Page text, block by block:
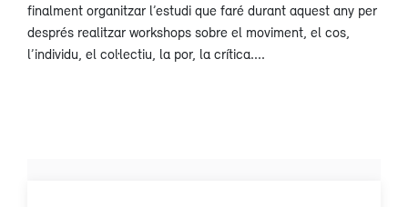
finalment organitzar l’estudi que faré durant aquest any per
després realitzar workshops sobre el moviment, el cos,
l’individu, el col·lectiu, la por, la crítica....